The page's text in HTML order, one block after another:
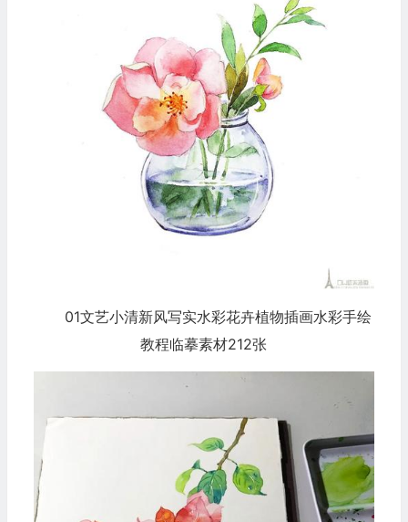
01文艺小清新风写实水彩花卉植物插画水彩手绘
教程临摹素材212张